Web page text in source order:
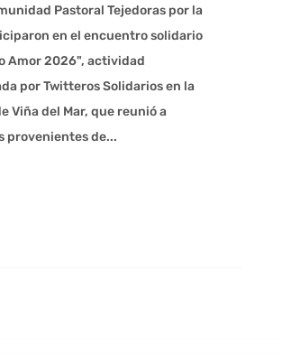
Pastoral Tejedoras por la
en el encuentro solidario
Amor 2026", actividad
por Twitteros Solidarios en la
Viña del Mar, que reunió a
provenientes de...